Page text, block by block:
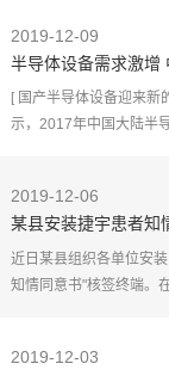
电力物联系统。"湖南鼎一
2019-12-09
半导体设备需求激增
自给率
[ 国产半导体设备迎来新
示，2017年中国大陆半
在新建产线的推动下，
2019-12-06
某县安装捷宇患者知
名设备
近日某县组织各单位安
知情同意书"核签终端。
存、占用空间大
2019-12-03